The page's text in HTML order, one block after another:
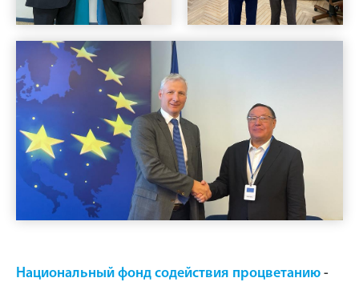
Национальный фонд содействия процветанию -